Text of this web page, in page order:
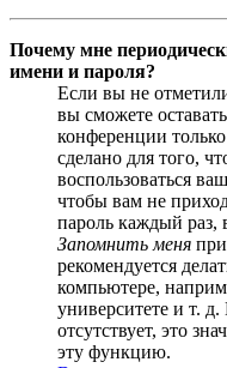
Почему мне
имени и пароля?
Если вы не
вы сможете
конференции
сделано для того,
воспользоваться
чтобы вам не
пароль каждый раз,
Запомнить меня
рекомендуется
компьютере,
университете и т.
отсутствует, это
эту функцию.